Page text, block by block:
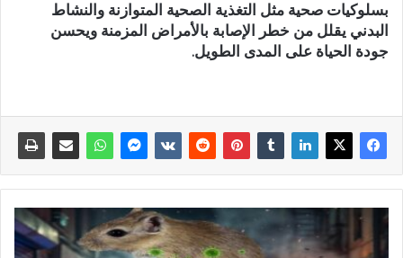
بسلوكيات صحية مثل التغذية الصحية المتوازنة والنشاط
البدني يقلل من خطر الإصابة بالأمراض المزمنة ويحسن
جودة الحياة على المدى الطويل.